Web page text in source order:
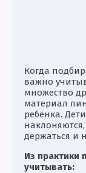
Когда
важно
множество
материал
ребёнка.
держаться и
Из практики
учитывать: